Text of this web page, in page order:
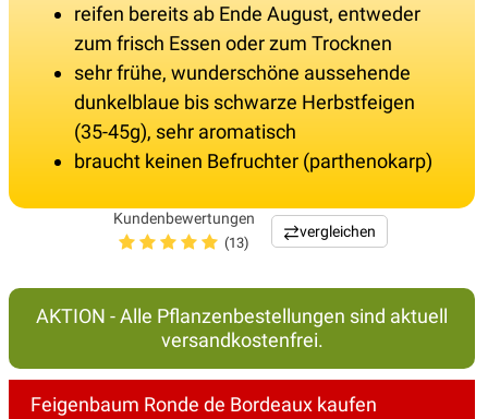
reifen bereits ab Ende August, entweder
zum frisch Essen oder zum Trocknen
sehr frühe, wunderschöne aussehende
dunkelblaue bis schwarze Herbstfeigen
(35-45g), sehr aromatisch
braucht keinen Befruchter (parthenokarp)
Kundenbewertungen
(13)
vergleichen
AKTION - Alle Pflanzenbestellungen sind aktuell
versandkostenfrei.
Feigenbaum Ronde de Bordeaux kaufen